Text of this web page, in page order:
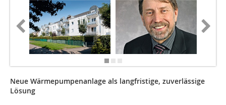
Neue Wärmepumpenanlage als langfristige, zuverlässige
Lösung